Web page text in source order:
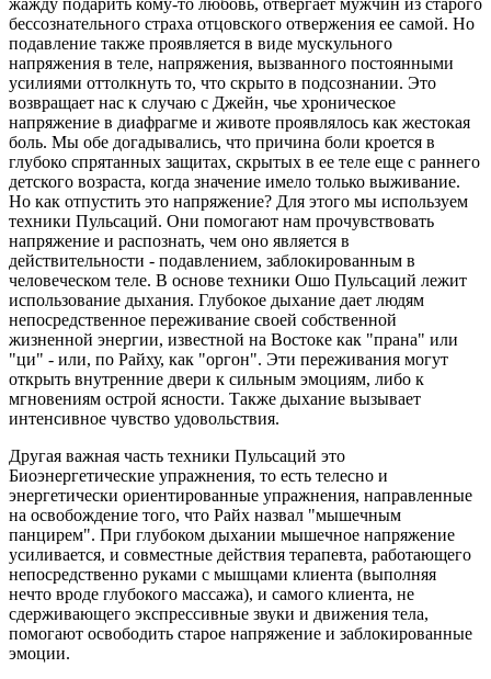
бессознательного страха отцовского отвержения ее самой. Но
подавление также проявляется в виде мускульного
напряжения в теле, напряжения, вызванного постоянными
усилиями оттолкнуть то, что скрыто в подсознании. Это
возвращает нас к случаю с Джейн, чье хроническое
напряжение в диафрагме и животе проявлялось как жестокая
боль. Мы обе догадывались, что причина боли кроется в
глубоко спрятанных защитах, скрытых в ее теле еще с раннего
детского возраста, когда значение имело только выживание.
Но как отпустить это напряжение? Для этого мы используем
техники Пульсаций. Они помогают нам прочувствовать
напряжение и распознать, чем оно является в
действительности - подавлением, заблокированным в
человеческом теле. В основе техники Ошо Пульсаций лежит
использование дыхания. Глубокое дыхание дает людям
непосредственное переживание своей собственной
жизненной энергии, известной на Востоке как "прана" или
"ци" - или, по Райху, как "оргон". Эти переживания могут
открыть внутренние двери к сильным эмоциям, либо к
мгновениям острой ясности. Также дыхание вызывает
интенсивное чувство удовольствия.
Другая важная часть техники Пульсаций это
Биоэнергетические упражнения, то есть телесно и
энергетически ориентированные упражнения, направленные
на освобождение того, что Райх назвал "мышечным
панцирем". При глубоком дыхании мышечное напряжение
усиливается, и совместные действия терапевта, работающего
непосредственно руками с мышцами клиента (выполняя
нечто вроде глубокого массажа), и самого клиента, не
сдерживающего экспрессивные звуки и движения тела,
помогают освободить старое напряжение и заблокированные
эмоции.